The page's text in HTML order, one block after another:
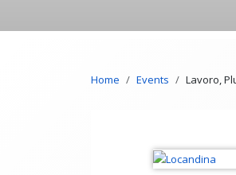
Home Events Lavoro,